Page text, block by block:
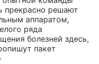
прекрасно решают
аппаратом,
ряда
болезней здесь,
пакет